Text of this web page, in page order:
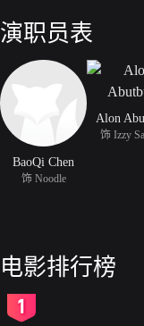
演职员表
BaoQi Chen
饰 Noodle
Alon
饰 Izzy
电影排行榜